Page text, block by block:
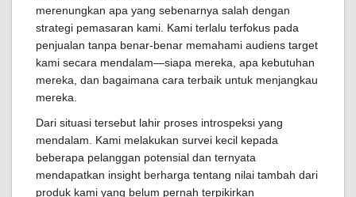
merenungkan apa yang sebenarnya salah dengan
strategi pemasaran kami. Kami terlalu terfokus pada
penjualan tanpa benar-benar memahami audiens target
kami secara mendalam—siapa mereka, apa kebutuhan
mereka, dan bagaimana cara terbaik untuk menjangkau
mereka.
Dari situasi tersebut lahir proses introspeksi yang
mendalam. Kami melakukan survei kecil kepada
beberapa pelanggan potensial dan ternyata
mendapatkan insight berharga tentang nilai tambah dari
produk kami yang belum pernah terpikirkan